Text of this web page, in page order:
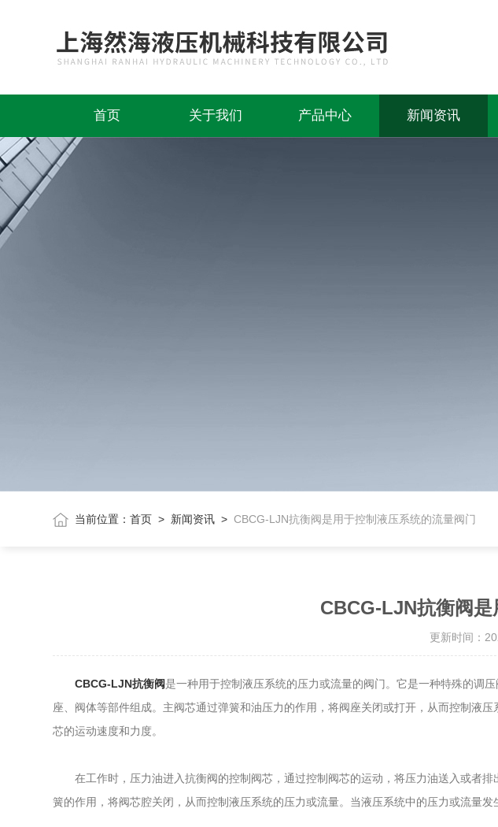
首页 关于我们 产品中心 新闻资讯
当前位置：首页 > 新闻资讯 >CBCG-LJN抗衡阀是用于控制液压系统的流量阀门
CBCG-LJN抗衡阀是
更新时间：
CBCG-LJN抗衡阀是一种用于控制液压系统的压力或流量的阀门。它是一种特殊的调
座、阀体等部件组成。主阀芯通过弹簧和油压力的作用，将阀座关闭或打开，从而控制液
芯的运动速度和力度。
在工作时，压力油进入抗衡阀的控制阀芯，通过控制阀芯的运动，将压力油送入或者排
簧的作用，将阀芯腔关闭，从而控制液压系统的压力或流量。当液压系统中的压力或流量